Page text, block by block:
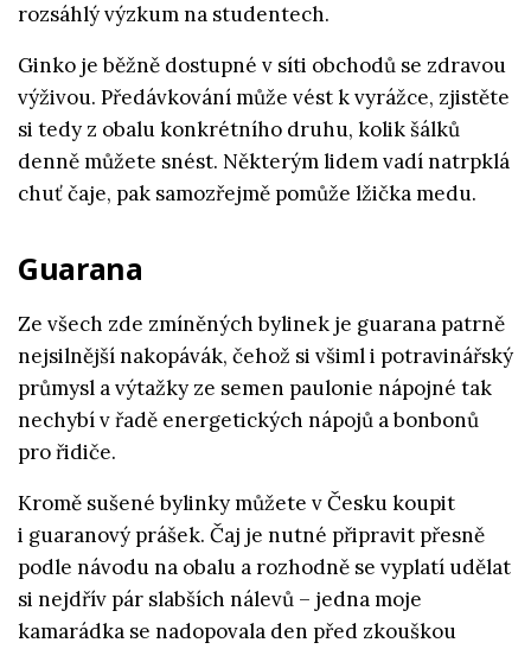
rozsáhlý výzkum na studentech.
Ginko je běžně dostupné v síti obchodů se zdravou
výživou. Předávkování může vést k vyrážce, zjistěte
si tedy z obalu konkrétního druhu, kolik šálků
denně můžete snést. Některým lidem vadí natrpklá
chuť čaje, pak samozřejmě pomůže lžička medu.
Guarana
Ze všech zde zmíněných bylinek je guarana patrně
nejsilnější nakopávák, čehož si všiml i potravinářský
průmysl a výtažky ze semen paulonie nápojné tak
nechybí v řadě energetických nápojů a bonbonů
pro řidiče.
Kromě sušené bylinky můžete v Česku koupit
i guaranový prášek. Čaj je nutné připravit přesně
podle návodu na obalu a rozhodně se vyplatí udělat
si nejdřív pár slabších nálevů – jedna moje
kamarádka se nadopovala den před zkouškou